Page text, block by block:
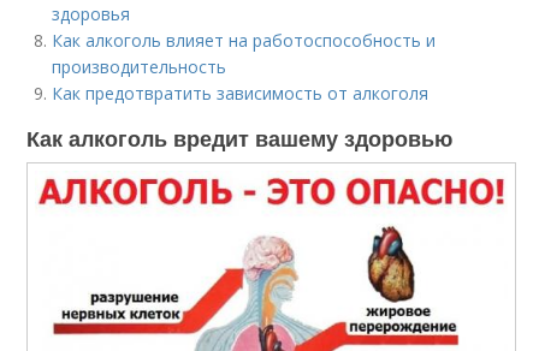
здоровья
Как алкоголь влияет на работоспособность и
производительность
Как предотвратить зависимость от алкоголя
Как алкоголь вредит вашему здоровью